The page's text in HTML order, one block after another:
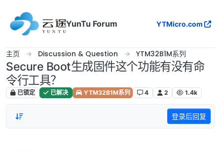
YunTu Forum
YTMicro.com
主页 Discussion & Question YTM32B1M系列
Secure Boot生成固件这个功能有没有命
令行工具？
已锁定 已解决 YTM32B1M系列 4 2 1.4k
登录后回复